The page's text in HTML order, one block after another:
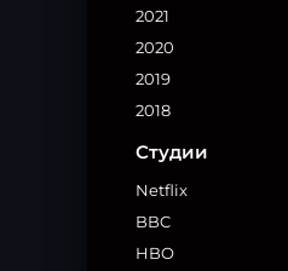
2021
2020
2019
2018
Студии
Netflix
BBC
HBO